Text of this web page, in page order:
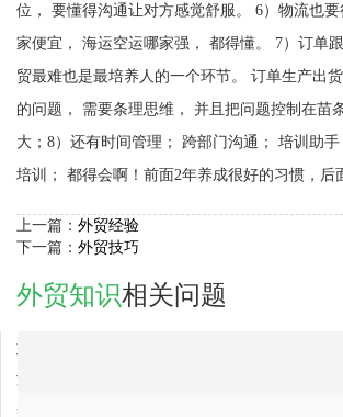
位， 要懂得沟通让对方感觉舒服。 6）物流也
家便宜， 海运空运哪家强， 都得懂。 7）订单
贸最难也是最培养人的一个环节。 订单生产出
的问题， 需要条理思维， 并且把问题控制在苗
大；8）还有时间管理； 跨部门沟通； 培训助
培训； 都得会啊！前面2年养成很好的习惯，后
上一篇： 外贸经验
下一篇： 外贸技巧
外贸知识相关问题
聊城市外贸知识公司最有实力的公司是哪家？
济宁市外贸知识网络推广公司排行
巢湖市外贸知识公司最好的是哪家？